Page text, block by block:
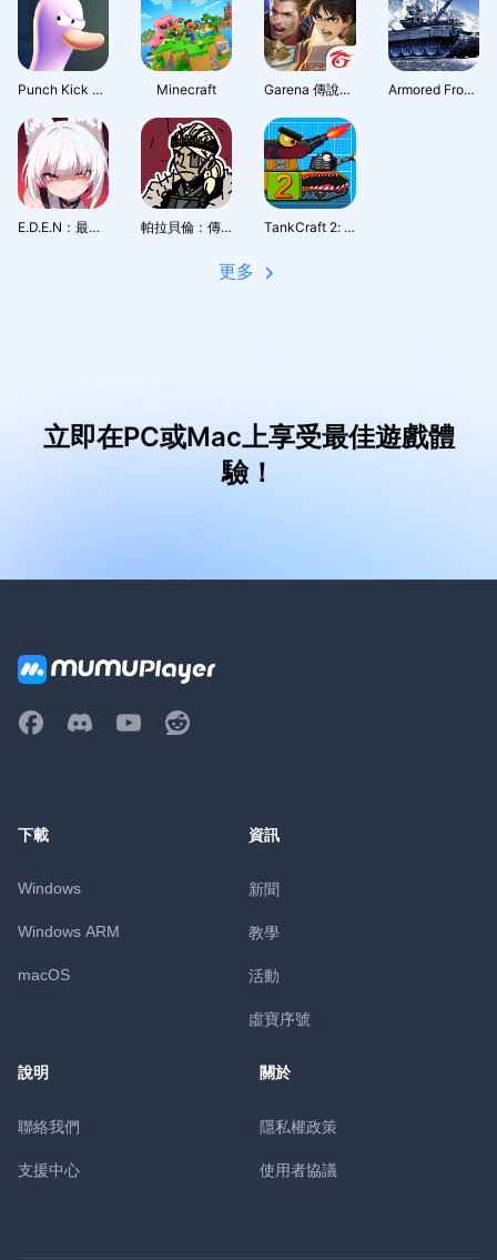
Punch Kick Duck Minecraft Garena 傳說對決：進擊的巨人作戰開始！ Armored Frontline: Warzone
E.D.E.N：最終防線 帕拉貝倫：傳奇圍城 TankCraft 2: Hell Bosses War
更多
立即在PC或Mac上享受最佳遊戲體
驗！
下載
Windows
Windows ARM
macOS
資訊
新聞
教學
活動
虛寶序號
說明
聯絡我們
支援中心
關於
隱私權政策
使用者協議